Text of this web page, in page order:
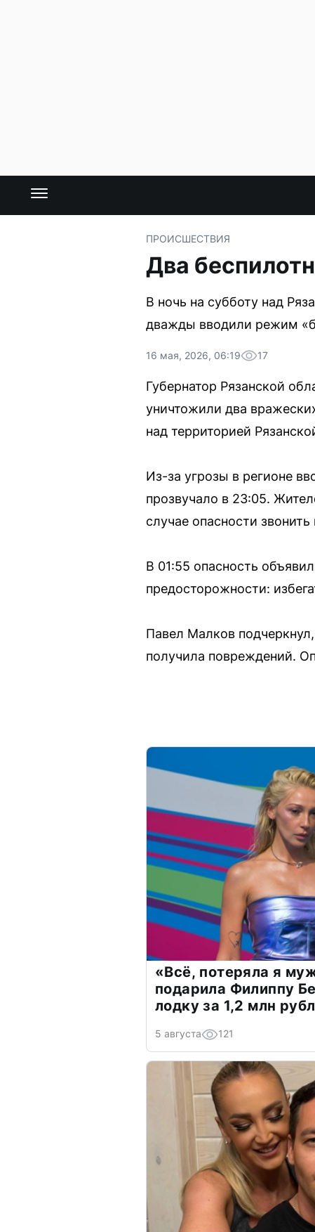
ПРОИСШЕСТВИЯ
Два
В ночь на субботу над
дважды вводили режим
16 мая, 2026, 06:19 17
Губернатор Рязанской
уничтожили два
над территорией
Из-за угрозы в регионе
прозвучало в 23:05.
случае опасности
В 01:55 опасность
предосторожности:
Павел Малков подчеркнул,
получила повреждений.
«Всё, потеряла я
подарила Филиппу
лодку за 1,2 млн
5 августа 121